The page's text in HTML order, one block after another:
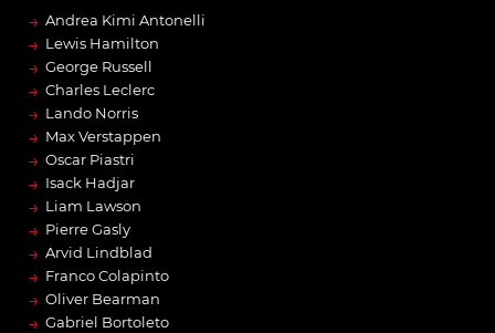
→ Andrea Kimi Antonelli
→ Lewis Hamilton
→ George Russell
→ Charles Leclerc
→ Lando Norris
→ Max Verstappen
→ Oscar Piastri
→ Isack Hadjar
→ Liam Lawson
→ Pierre Gasly
→ Arvid Lindblad
→ Franco Colapinto
→ Oliver Bearman
→ Gabriel Bortoleto